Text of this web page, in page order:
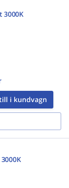
3000K
i kundvagn